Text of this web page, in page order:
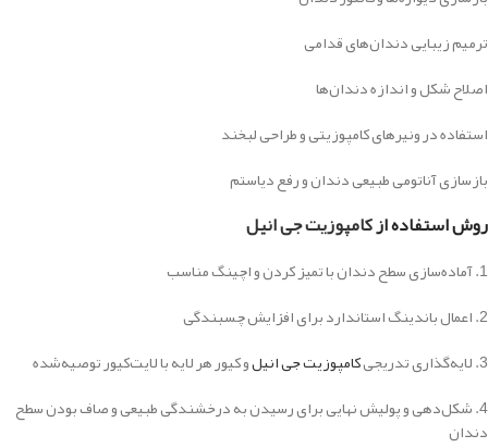
ترمیم زیبایی دندان‌های قدامی
اصلاح شکل و اندازه دندان‌ها
استفاده در ونیرهای کامپوزیتی و طراحی لبخند
بازسازی آناتومی طبیعی دندان و رفع دیاستم
روش استفاده ازکامپوزیت جی انیل
1. آماده‌سازی سطح دندان با تمیز کردن و اچینگ مناسب
2. اعمال باندینگ استاندارد برای افزایش چسبندگی
3. لایه‌گذاری تدریجی
کامپوزیت جی انیلو کیور هر لایه با لایت‌کیور توصیه‌شده
4. شکل‌دهی و پولیش نهایی برای رسیدن به درخشندگی طبیعی و صاف بودن سطح
دندان